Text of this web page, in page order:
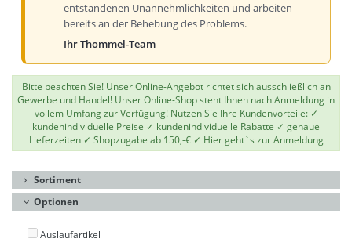
entstandenen Unannehmlichkeiten und arbeiten
bereits an der Behebung des Problems.
Ihr Thommel-Team
Bitte beachten Sie! Unser Online-Angebot richtet sich ausschließlich an
Gewerbe und Handel! Unser Online-Shop steht Ihnen nach Anmeldung in
vollem Umfang zur Verfügung! Nutzen Sie Ihre Kundenvorteile: ✓
kundenindividuelle Preise ✓ kundenindividuelle Rabatte ✓ genaue
Lieferzeiten ✓ Shopzugabe ab 150,-€ ✓ Hier geht`s zur Anmeldung
Sortiment
Optionen
Auslaufartikel